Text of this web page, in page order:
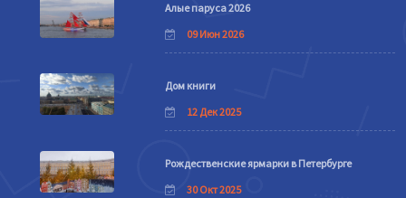
Алые паруса 2026
09 Июн 2026
Дом книги
12 Дек 2025
Рождественские ярмарки в Петербурге
30 Окт 2025